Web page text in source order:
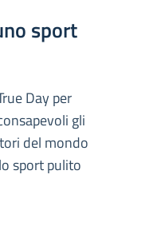
sport
Day per
gli
del mondo
sport pulito